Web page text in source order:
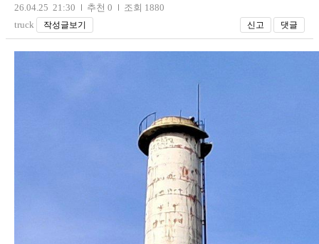
26.04.25 21:30 추천 0
조회 1880
truck
작성글보기 신고 댓글